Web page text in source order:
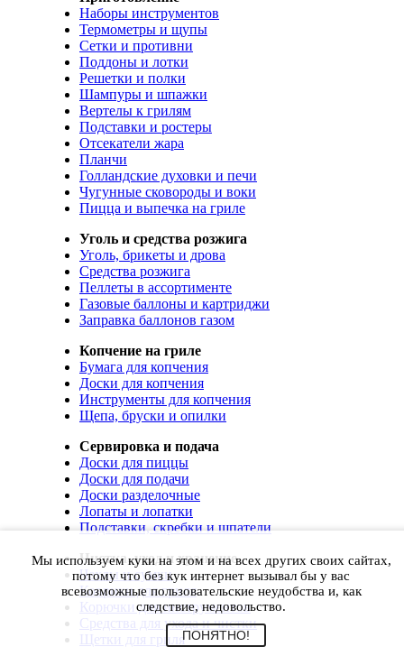
Наборы инструментов
Термометры и щупы
Сетки и противни
Поддоны и лотки
Решетки и полки
Шампуры и шпажки
Вертелы к грилям
Подставки и ростеры
Отсекатели жара
Планчи
Голландские духовки и печи
Чугунные сковороды и воки
Пицца и выпечка на гриле
Уголь и средства розжига
Уголь, брикеты и дрова
Средства розжига
Пеллеты в ассортименте
Газовые баллоны и картриджи
Заправка баллонов газом
Копчение на гриле
Бумага для копчения
Доски для копчения
Инструменты для копчения
Щепа, бруски и опилки
Сервировка и подача
Доски для пиццы
Доски для подачи
Доски разделочные
Лопаты и лопатки
Подставки, скребки и шпатели
Чистка, уход и хранение
Чехлы и сумки
Коврики для гриля
Корючки для инструментов
Средства для ухода и чистки
Щетки для гриля
Мы используем куки на этом и на всех других своих сайтах,
потому что без кук интернет вызывал бы у вас
всевозможные пользовательские неудобства и, как
следствие, недовольство.
ПОНЯТНО!